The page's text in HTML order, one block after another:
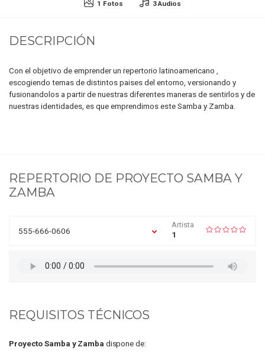
1 Fotos 3 Audios
DESCRIPCIÓN
Con el objetivo de emprender un repertorio latinoamericano ,
escogiendo temas de distintos paises del entorno, versionando y
fusionandolos a partir de nuestras diferentes maneras de sentirlos y de
nuestras identidades, es que emprendimos este Samba y Zamba.
REPERTORIO DE PROYECTO SAMBA Y
ZAMBA
555-666-0606
Artista
1
REQUISITOS TÉCNICOS
Proyecto Samba y Zamba dispone de: